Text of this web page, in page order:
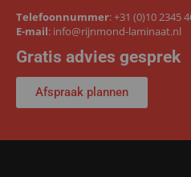
Telefoonnummer:+31 (0)10 2345
E-mail: info@rijnmond-laminaat.nl
Gratis advies gesprek
Afspraak plannen